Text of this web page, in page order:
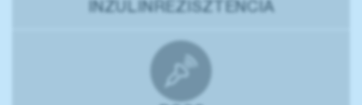
INZULINREZISZTENCIA